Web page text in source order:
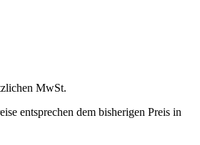
MwSt.
entsprechen dem bisherigen Preis in